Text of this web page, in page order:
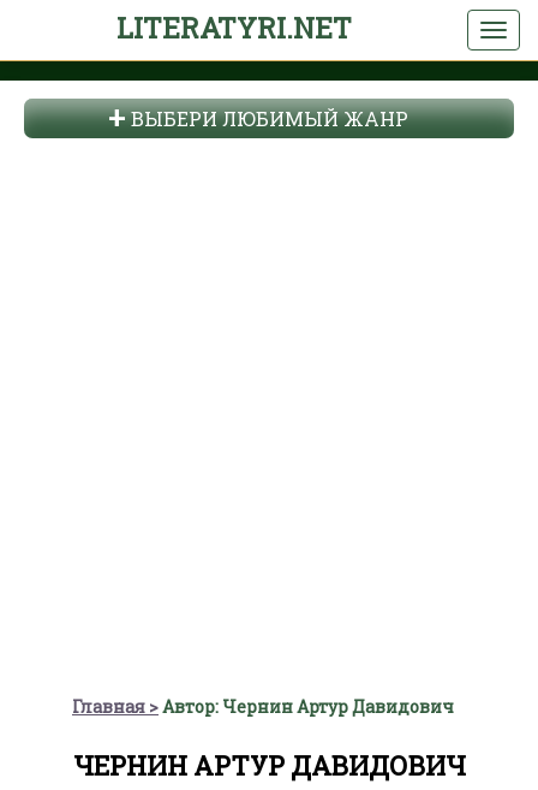
LITERATYRI.NET
ВЫБЕРИ ЛЮБИМЫЙ ЖАНР
Главная Автор: Чернин Артур Давидович
ЧЕРНИН АРТУР ДАВИДОВИЧ